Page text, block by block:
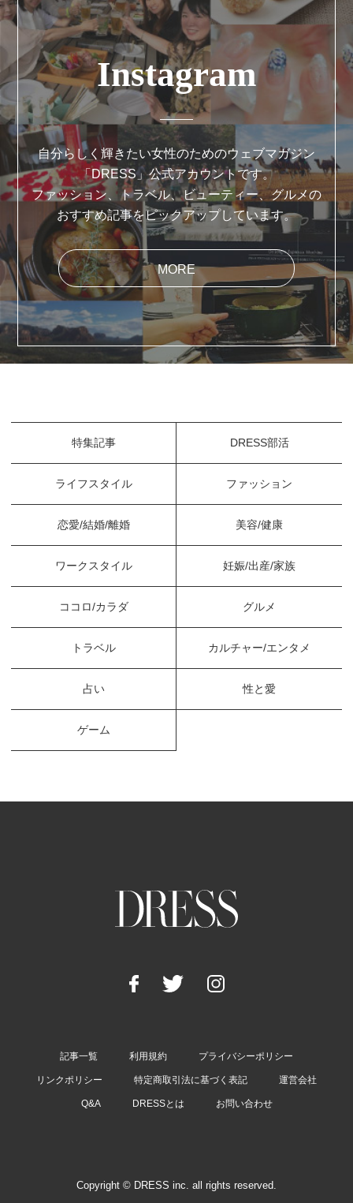
Instagram
自分らしく輝きたい女性のためのウェブマガジン
「DRESS」公式アカウントです。
ファッション、トラベル、ビューティー、グルメの
おすすめ記事をピックアップしています。
MORE
特集記事 DRESS部活
ライフスタイル ファッション
恋愛/結婚/離婚 美容/健康
ワークスタイル 妊娠/出産/家族
ココロ/カラダ グルメ
トラベル カルチャー/エンタメ
占い 性と愛
ゲーム
記事一覧 利用規約 プライバシーポリシー
リンクポリシー 特定商取引法に基づく表記 運営会社
Q&A DRESSとは お問い合わせ
Copyright © DRESS inc. all rights reserved.